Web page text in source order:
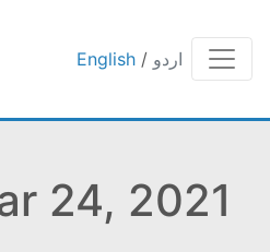
English / اردو
24, 2021